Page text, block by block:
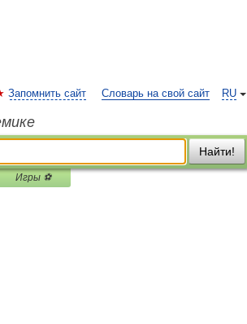
RU
Запомнить сайт Словарь на свой сайт
Найти!
Игры ⚽